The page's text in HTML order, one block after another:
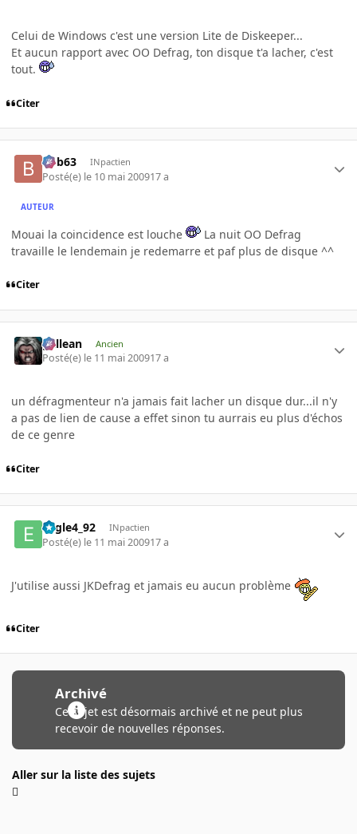
Celui de Windows c'est une version Lite de Diskeeper...
Et aucun rapport avec OO Defrag, ton disque t'a lacher, c'est
tout.
Citer
bob63 INpactien
Posté(e) le 10 mai 200917 a
AUTEUR
Mouai la coincidence est louche
La nuit OO Defrag
travaille le lendemain je redemarre et paf plus de disque ^^
Citer
gallean Ancien
Posté(e) le 11 mai 200917 a
un défragmenteur n'a jamais fait lacher un disque dur...il n'y
a pas de lien de cause a effet sinon tu aurrais eu plus d'échos
de ce genre
Citer
Eagle4_92 INpactien
Posté(e) le 11 mai 200917 a
J'utilise aussi JKDefrag et jamais eu aucun problème
Citer
Archivé
Ce sujet est désormais archivé et ne peut plus
recevoir de nouvelles réponses.
Aller sur la liste des sujets